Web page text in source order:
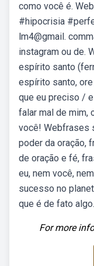
como você é.
#hipocrisia
lm4@gmail.
instagram ou de.
espírito santo
espírito santo,
que eu preciso /
falar mal de mim,
você! Webfrases
poder da oração,
de oração e fé,
eu, nem você,
sucesso no
que é de fato algo.
For more